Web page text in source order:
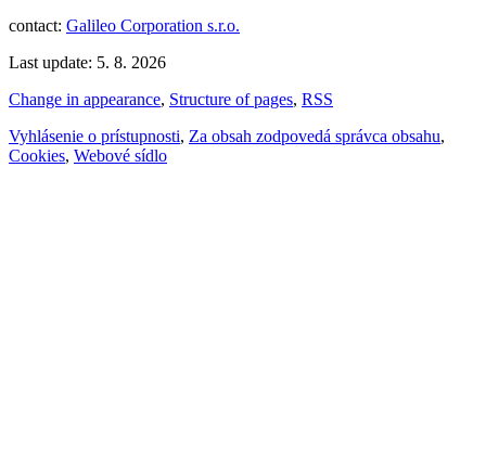
contact: Galileo Corporation s.r.o.
Last update: 5. 8. 2026
Change in appearance, Structure of pages, RSS
Vyhlásenie o prístupnosti, Za obsah zodpovedá správca obsahu,
Cookies, Webové sídlo